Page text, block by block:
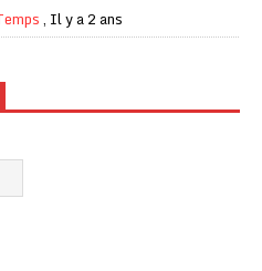
, Il y a 2 ans